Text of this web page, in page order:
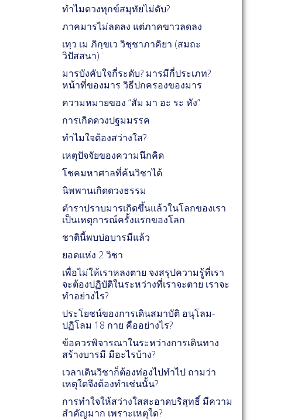
ทำไมดวงทุกข์สมุทัยไม่ดับ?
ภาคมารไม่ลดลง แต่ภาคขาวลดลง
เทฺว เม ภิกฺขเว วิชฺชาภาคิยา (สมถะ
วิปัสสนา)
มารบังคับใจกี่ระดับ? มารมีกี่ประเภท?
หน้าที่ของมาร วิธีปกครองของมาร
ความหมายของ “สัม มา อะ ระ หัง”
การเกิดดวงปฐมมรรค
ทำไมใจต้องสว่างใส?
เหตุปัจจัยของความนึกคิด
โชคมหาศาลที่ค้นวิชาได้
นิพพานเกิดดวงธรรม
ตำราปราบมารเกิดขึ้นแล้วในโลกของเรา
เป็นเหตุการณ์ครั้งแรกของโลก
ชาตินี้พบบ่อบารมีแล้ว
ยอดแห่ง 2 วิชา
เพื่อไม่ให้เราหลงตาย จงสรุปความรู้ที่เรา
จะต้องปฏิบัติในระหว่างที่เราจะตาย เราจะ
ทำอย่างไร?
ประโยชน์ของการเดินสมาบัติ อนุโลม-
ปฏิโลม 18 กาย คืออย่างไร?
ข้อควรพิจารณาในระหว่างการเดินทาง
สร้างบารมี มีอะไรบ้าง?
เวลาเดินวิชาก็ต้องท่องไปทำไป ถามว่า
เหตุใดจึงต้องทำเช่นนั้น?
การทำใจให้สว่างใสสะอาดบริสุทธิ์ มีความ
สำคัญมาก เพราะเหตุใด?